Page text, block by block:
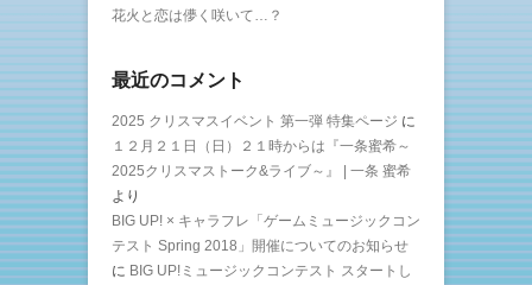
花火と恋は儚く咲いて…？
最近のコメント
2025 クリスマスイベント 第一弾 特集ページ に
１２月２１日（日）２１時からは『一条蜜希～
2025クリスマストーク&ライブ～』 | 一条 蜜希
より
BIG UP! × キャラフレ「ゲームミュージックコン
テスト Spring 2018」開催についてのお知らせ
に BIG UP!ミュージックコンテスト スタートし